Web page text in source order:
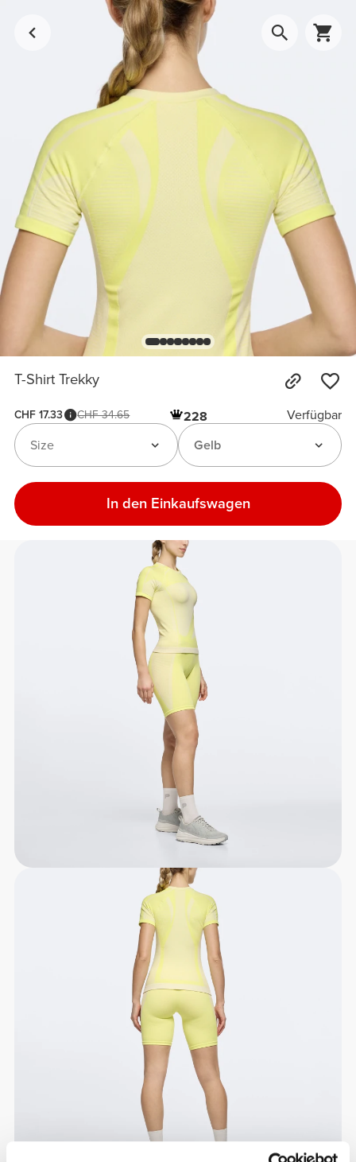
T-Shirt Trekky
CHF 17.33 CHF 34.65 228
Verfügbar
Gelb
Size
In den Einkaufswagen